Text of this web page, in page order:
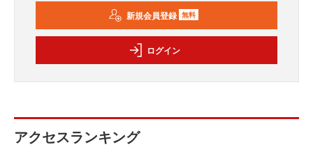
新規会員登録 無料
ログイン
アクセスランキング